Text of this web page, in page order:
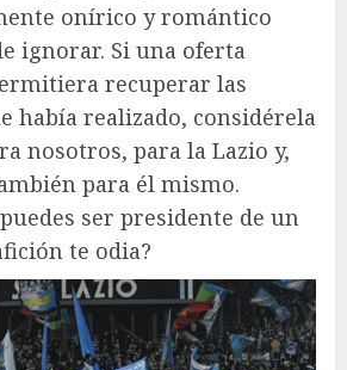
onírico y romántico
ignorar. Si una oferta
recuperar las
había realizado, considérela
nosotros, para la Lazio y,
para él mismo.
ser presidente de un
te odia?